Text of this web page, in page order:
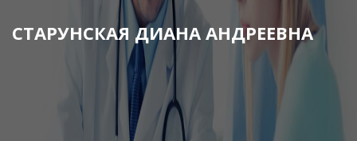
CТАРУНСКАЯ ДИАНА АНДРЕЕВНА